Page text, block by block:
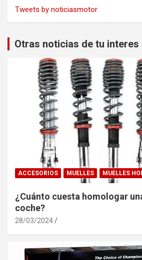
Tweets by noticiasmotor
Otras noticias de tu interes
ACCESORIOS MUELLES MUELLES
¿Cuánto cuesta homologar
coche?
28/03/2024